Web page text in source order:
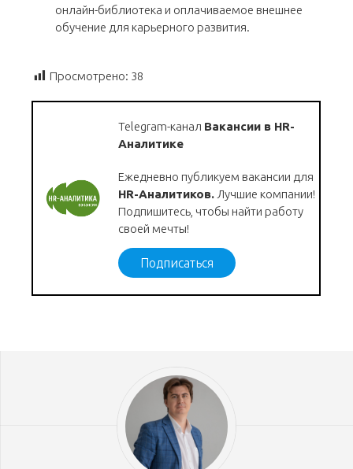
онлайн-библиотека и оплачиваемое внешнее
обучение для карьерного развития.
Просмотрено: 38
Telegram-канал Вакансии в HR-
Аналитике
Ежедневно публикуем вакансии для
HR-Аналитиков. Лучшие компании!
Подпишитесь, чтобы найти работу
своей мечты!
Подписаться